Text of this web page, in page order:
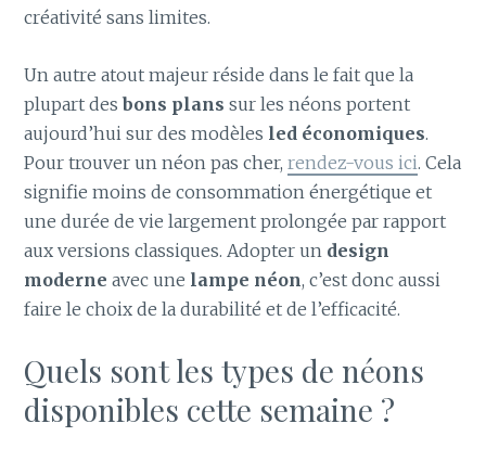
créativité sans limites.
Un autre atout majeur réside dans le fait que la
plupart desbons plans sur les néons portent
aujourd’hui sur des modèles led économiques.
Pour trouver un néon pas cher,rendez-vous ici. Cela
signifie moins de consommation énergétique et
une durée de vie largement prolongée par rapport
aux versions classiques. Adopter un design
moderne avec une lampe néon, c’est donc aussi
faire le choix de la durabilité et de l’efficacité.
Quels sont les types de néons
disponibles cette semaine ?